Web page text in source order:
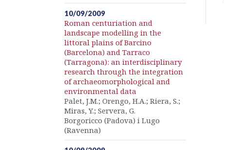
10/09/2009
Roman centuriation and
landscape modelling in the
littoral plains of Barcino
(Barcelona) and Tarraco
(Tarragona): an interdisciplinary
research through the integration
of archaeomorphological and
environmental data
Palet, J.M.; Orengo, H.A.; Riera, S.;
Miras, Y.; Servera, G.
Borgoricco (Padova) i Lugo
(Ravenna)